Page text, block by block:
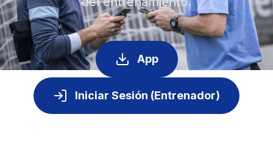
App
Iniciar Sesión (Entrenador)